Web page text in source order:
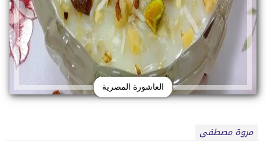
العاشورة المصرية
مروة مصطفى